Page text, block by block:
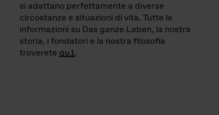
si adattano perfettamente a diverse
circostanze e situazioni di vita. Tutte le
informazioni su Das ganze Leben, la nostra
storia, i fondatori e la nostra filosofia
troverete qui.